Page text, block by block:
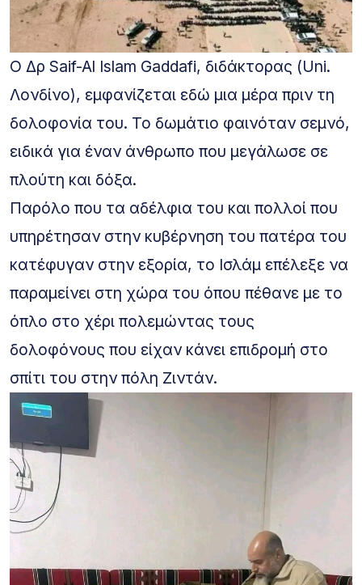
Ο Δρ Saif-Al Islam Gaddafi, διδάκτορας (Uni.
Λονδίνο), εμφανίζεται εδώ μια μέρα πριν τη
δολοφονία του. Το δωμάτιο φαινόταν σεμνό,
ειδικά για έναν άνθρωπο που μεγάλωσε σε
πλούτη και δόξα.
Παρόλο που τα αδέλφια του και πολλοί που
υπηρέτησαν στην κυβέρνηση του πατέρα του
κατέφυγαν στην εξορία, το Ισλάμ επέλεξε να
παραμείνει στη χώρα του όπου πέθανε με το
όπλο στο χέρι πολεμώντας τους
δολοφόνους που είχαν κάνει επιδρομή στο
σπίτι του στην πόλη Ζιντάν.